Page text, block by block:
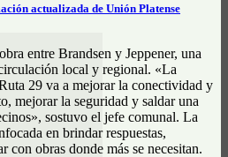
actualizada de Unión Platense
entre Brandsen y Jeppener, una
local y regional. «La
29 va a mejorar la conectividad y
mejorar la seguridad y saldar una
sostuvo el jefe comunal. La
en brindar respuestas,
con obras donde más se necesitan.